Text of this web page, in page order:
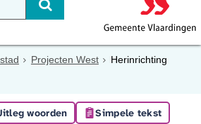
Projecten West
Herinrichting
woorden Simpele tekst